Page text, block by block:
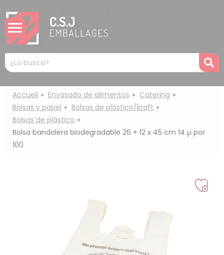
Mots
clés
:
Accueil Envasado de alimentos
Catering
Bolsas y papel
Bolsas de plástico/kraft
Bolsas de plástico
Bolsa bandolera biodegradable 26 + 12 x 45 cm 14 µ por
100